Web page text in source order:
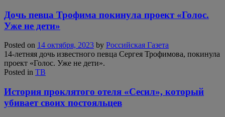
Дочь певца Трофима покинула проект «Голос.
Уже не дети»
Posted on 14 октября, 2023 by Российская Газета
14-летняя дочь известного певца Сергея Трофимова, покинула
проект «Голос. Уже не дети».
Posted in ТВ
История проклятого отеля «Сесил», который
убивает своих постояльцев